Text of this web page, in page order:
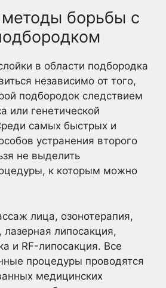
борьбы с
в области подбородка
независимо от того,
подбородок следствием
или генетической
самых быстрых и
устранения второго
не выделить
к которым можно
лица, озонотерапия,
лазерная липосакция,
и RF-липосакция. Все
процедуры проводятся
медицинских